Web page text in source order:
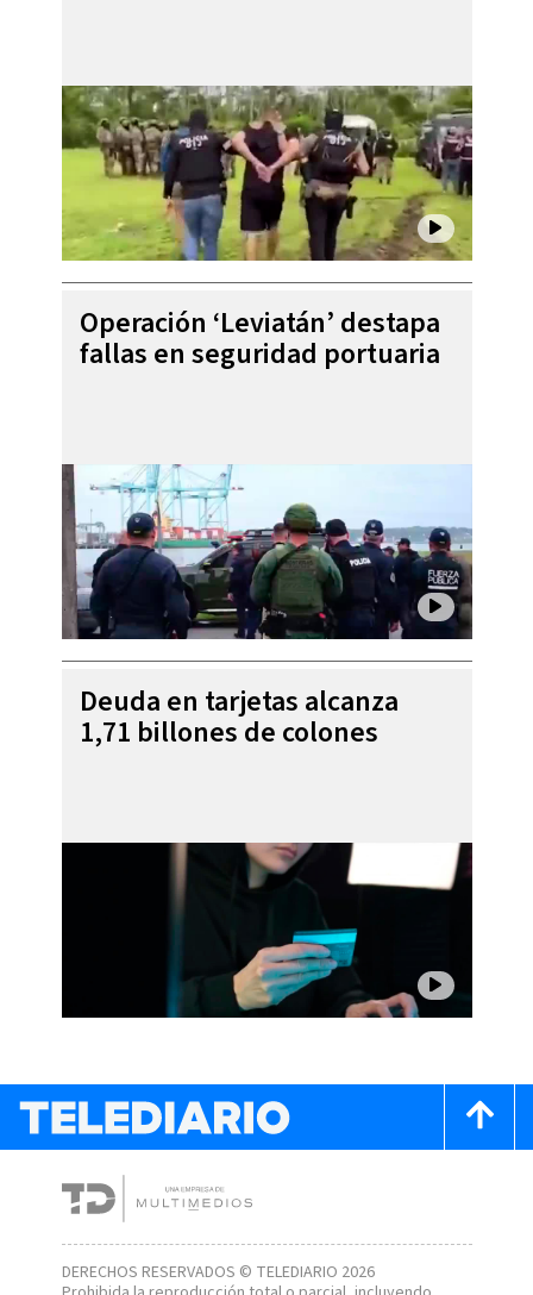
Operación ‘Leviatán’ destapa
fallas en seguridad portuaria
Deuda en tarjetas alcanza
1,71 billones de colones
DERECHOS RESERVADOS © TELEDIARIO 2026